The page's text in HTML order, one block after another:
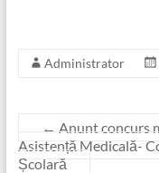
Administrator
← Anunt concurs
Asistență Medicală-
Școlară